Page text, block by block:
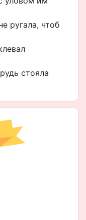
ругала, чтоб
стояла